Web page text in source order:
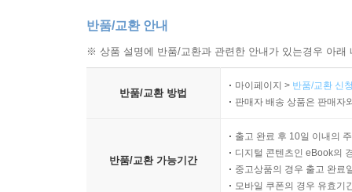
반품/교환 안내
※ 상품 설명에 반품/교환과 관련한 안내가 있는경우 아
반품/교환 방법
마이페이지 > 반품/교환 신
판매자 배송 상품은 판매자
반품/교환 가능기간
출고 완료 후 10일 이내의
디지털 콘텐츠인 eBook의
중고상품의 경우 출고 완료
모바일 쿠폰의 경우 유효기